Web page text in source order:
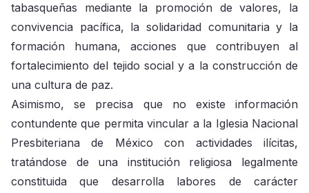
tabasqueñas mediante la promoción de valores, la
convivencia pacífica, la solidaridad comunitaria y la
formación humana, acciones que contribuyen al
fortalecimiento del tejido social y a la construcción de
una cultura de paz.
Asimismo, se precisa que no existe información
contundente que permita vincular a la Iglesia Nacional
Presbiteriana de México con actividades ilícitas,
tratándose de una institución religiosa legalmente
constituida que desarrolla labores de carácter